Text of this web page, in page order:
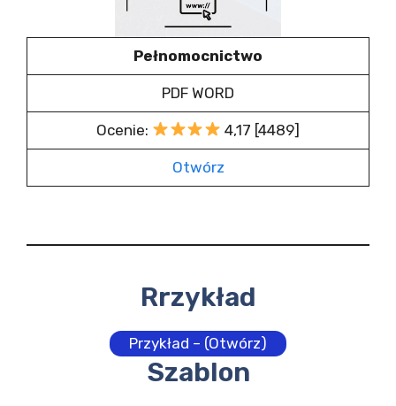
Pełnomocnictwo
PDF WORD
Ocenie: 4,17 [4489]
Otwórz
Rrzykład
Przykład – (Otwórz)
Szablon